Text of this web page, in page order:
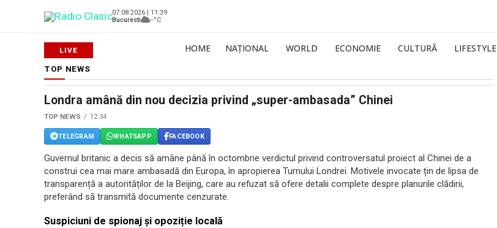
07.08.2026 | 11:39
Bucuresti
--°C
HOME NAȚIONAL WORLD ECONOMIE CULTURĂ LIFESTYLE
TOP NEWS
Londra amână din nou decizia privind „super-ambasada” Chinei
TOP NEWS 12:34
TELEGRAM WHATSAPP FACEBOOK
Guvernul britanic a decis să amâne până în octombrie verdictul privind controversatul proiect al Chinei de a
construi cea mai mare ambasadă din Europa, în apropierea Turnului Londrei. Motivele invocate țin de lipsa de
transparență a autorităților de la Beijing, care au refuzat să ofere detalii complete despre planurile clădirii,
preferând să transmită documente cenzurate.
Suspiciuni de spionaj și opoziție locală